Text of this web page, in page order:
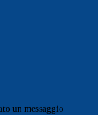
un messaggio